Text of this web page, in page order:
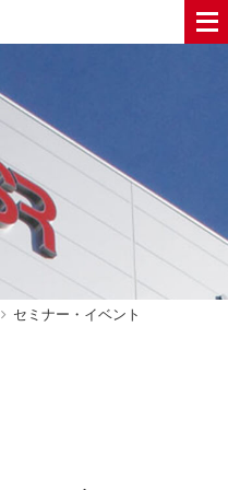
セミナー・イベント